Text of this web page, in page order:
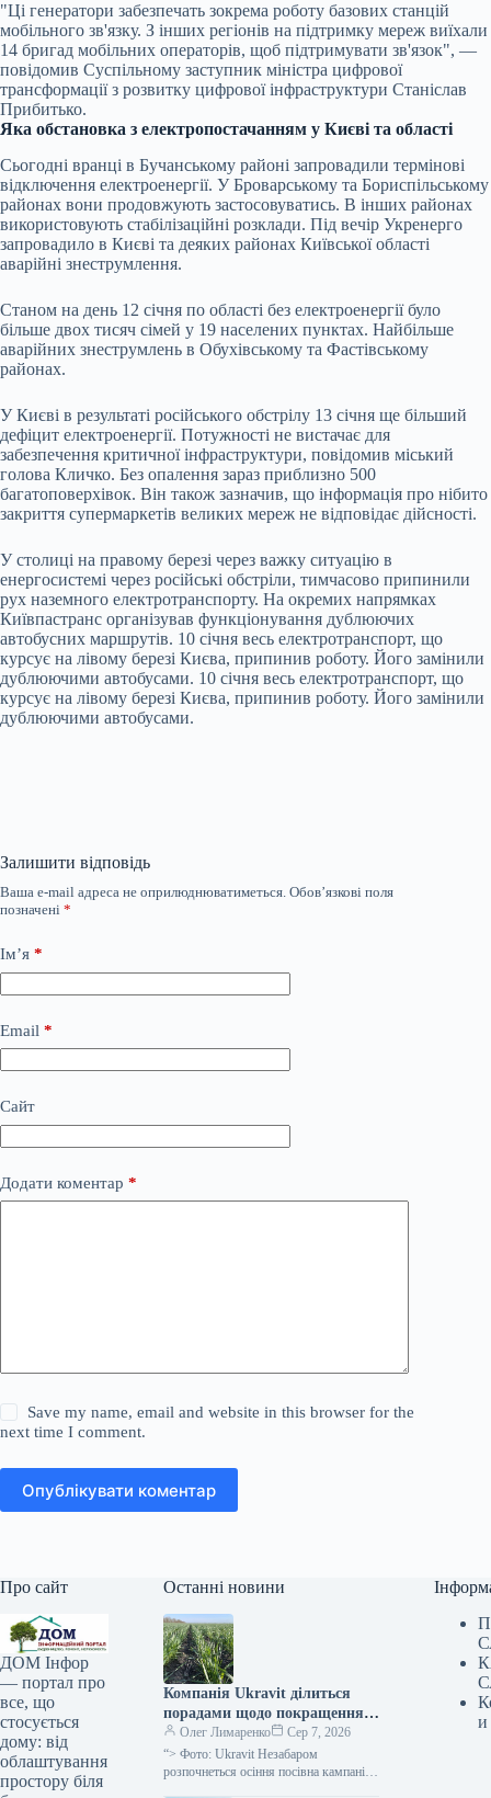
"Ці генератори забезпечать зокрема роботу базових станцій
мобільного зв'язку. З інших регіонів на підтримку мереж виїхали
14 бригад мобільних операторів, щоб підтримувати зв'язок", —
повідомив Суспільному заступник міністра цифрової
трансформації з розвитку цифрової інфраструктури Станіслав
Прибитько.
Яка обстановка з електропостачанням у Києві та області
Сьогодні вранці в Бучанському районі запровадили термінові
відключення електроенергії. У Броварському та Бориспільському
районах вони продовжують застосовуватись. В інших районах
використовують стабілізаційні розклади. Під вечір Укренерго
запровадило в Києві та деяких районах Київської області
аварійні знеструмлення.
Станом на день 12 січня по області без електроенергії було
більше двох тисяч сімей у 19 населених пунктах. Найбільше
аварійних знеструмлень в Обухівському та Фастівському
районах.
У Києві в результаті російського обстрілу 13 січня ще більший
дефіцит електроенергії. Потужності не вистачає для
забезпечення критичної інфраструктури, повідомив міський
голова Кличко. Без опалення зараз приблизно 500
багатоповерхівок. Він також зазначив, що інформація про нібито
закриття супермаркетів великих мереж не відповідає дійсності.
У столиці на правому березі через важку ситуацію в
енергосистемі через російські обстріли, тимчасово припинили
рух наземного електротранспорту. На окремих напрямках
Київпастранс організував функціонування дублюючих
автобусних маршрутів. 10 січня весь електротранспорт, що
курсує на лівому березі Києва, припинив роботу. Його замінили
дублюючими автобусами. 10 січня весь електротранспорт, що
курсує на лівому березі Києва, припинив роботу. Його замінили
дублюючими автобусами.
Залишити відповідь
Ваша e-mail адреса не оприлюднюватиметься. Обов’язкові поля
позначені *
Ім’я *
Email *
Сайт
Додати коментар *
Save my name, email and website in this browser for the
next time I comment.
Опублікувати коментар
Про сайт
ДОМ Інфор
— портал про
все, що
стосується
дому: від
облаштування
простору біля
Останні новини
Компанія Ukravit ділиться
порадами щодо покращення
схожості та зимостійкості
озимої пшениці —
SuperAgronom.com
Олег Лимаренко
Сер 7, 2026
“> Фото: Ukravit Незабаром
розпочнеться осіння посівна кампанія
и